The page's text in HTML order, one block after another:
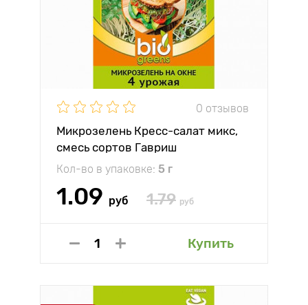
0 отзывов
Микрозелень Кресс-салат микс,
смесь сортов Гавриш
Кол-во в упаковке: 5 г
1.09 руб 1.79 руб
Купить